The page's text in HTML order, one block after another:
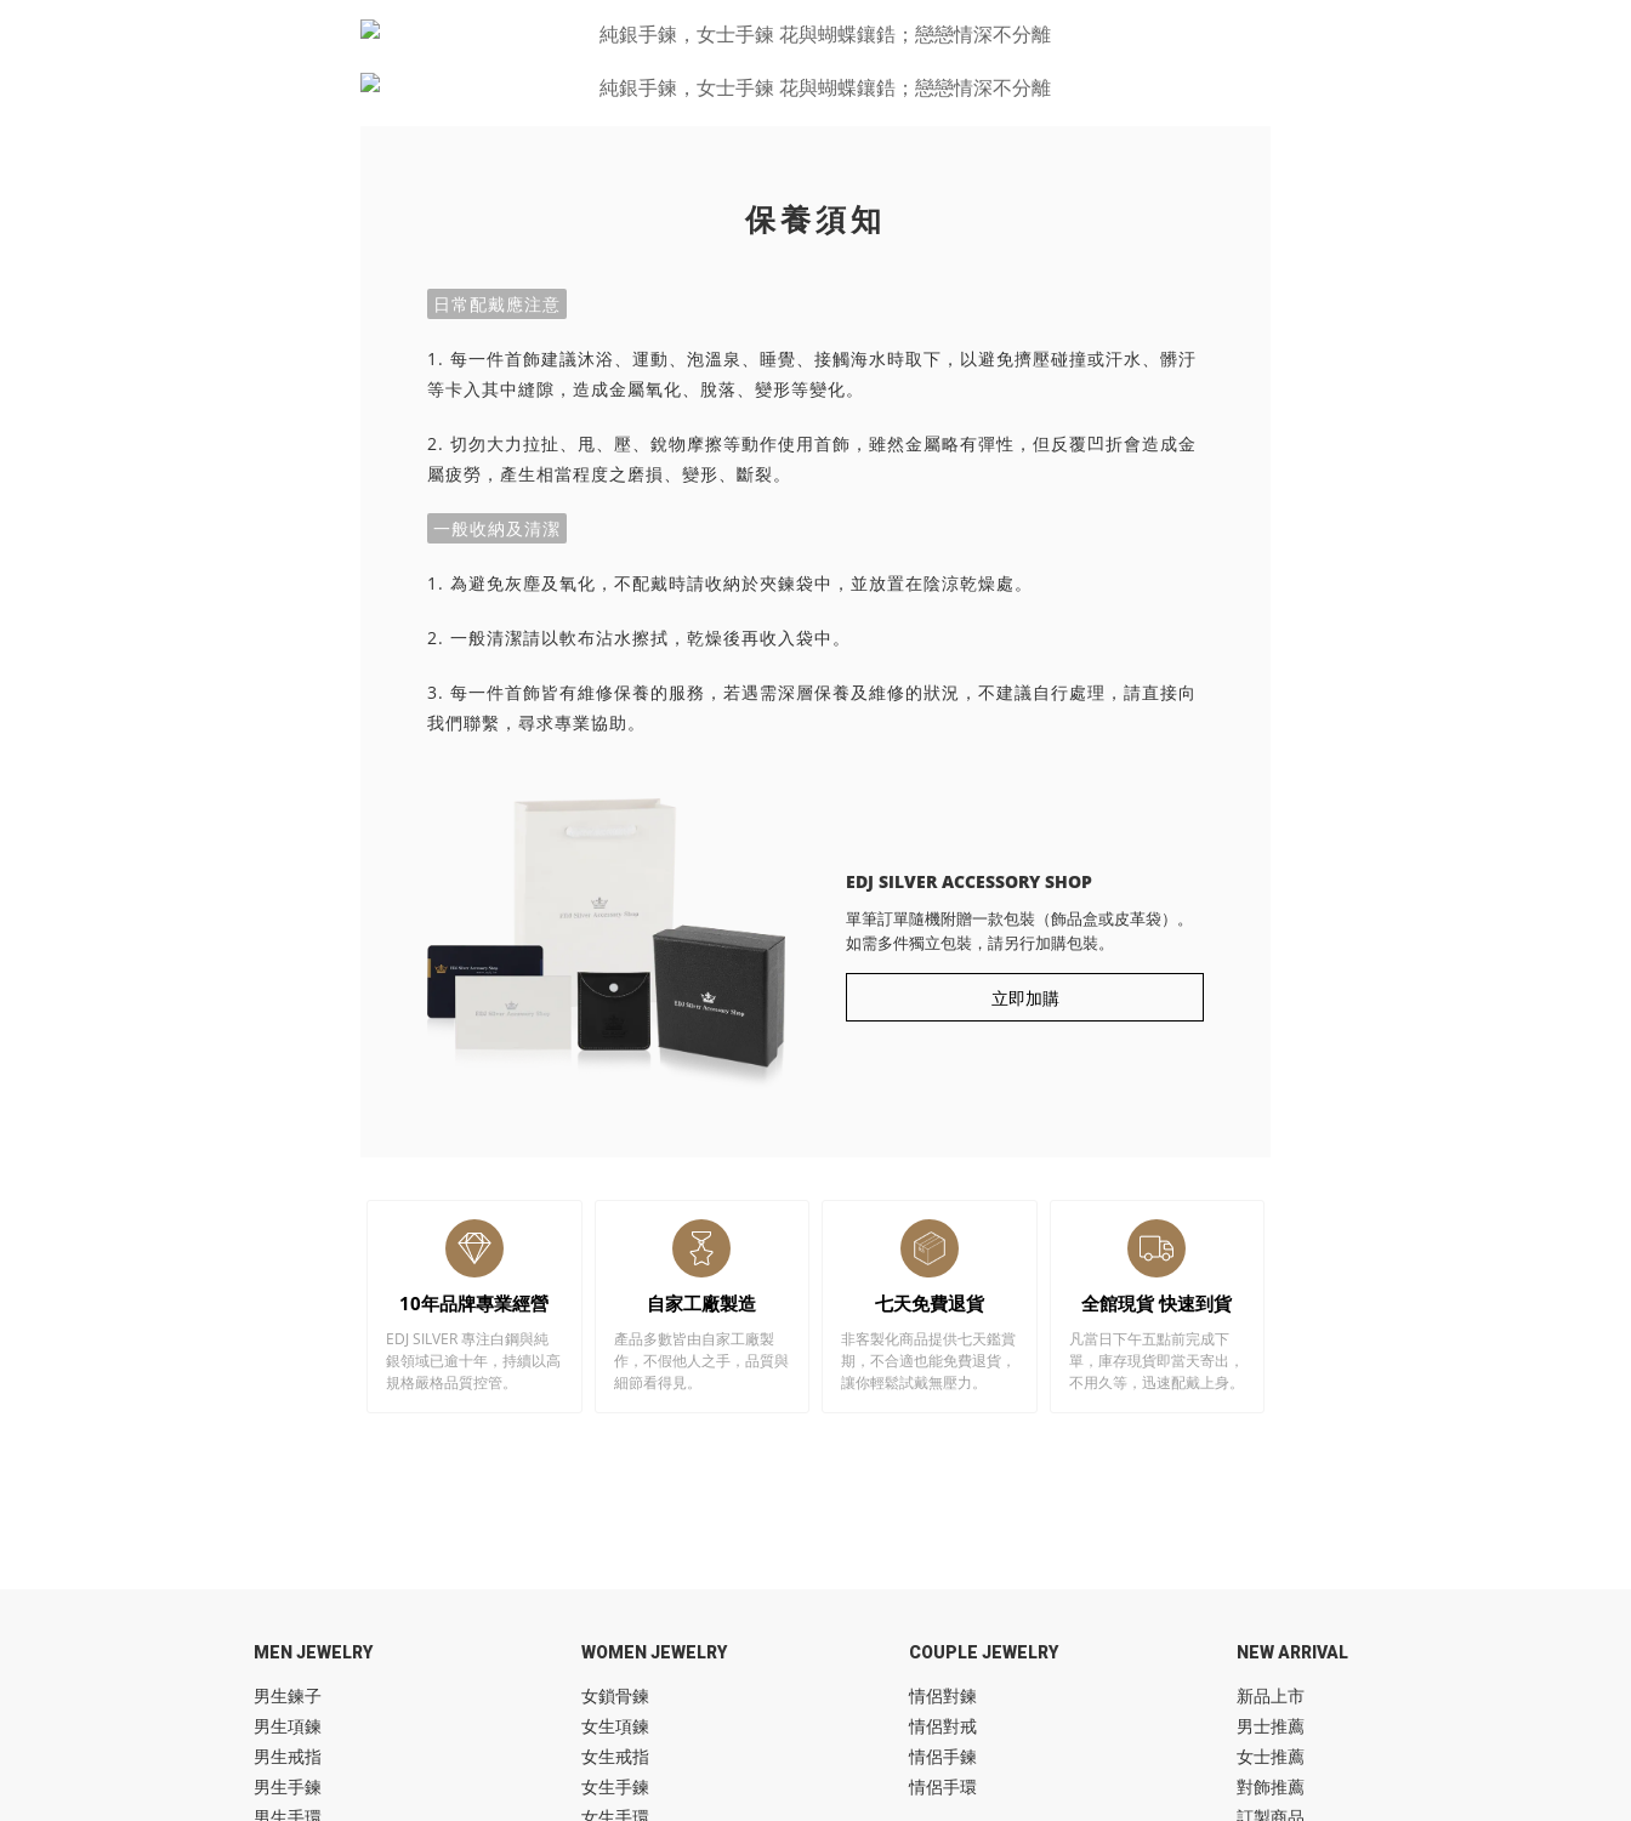
保養須知
日常配戴應注意
1. 每一件首飾建議沐浴、運動、泡溫泉、睡覺、接觸海水時取下，以避免擠壓碰撞或汗水、髒汙
等卡入其中縫隙，造成金屬氧化、脫落、變形等變化。
2. 切勿大力拉扯、甩、壓、銳物摩擦等動作使用首飾，雖然金屬略有彈性，但反覆凹折會造成金
屬疲勞，產生相當程度之磨損、變形、斷裂。
一般收納及清潔
1. 為避免灰塵及氧化，不配戴時請收納於夾鍊袋中，並放置在陰涼乾燥處。
2. 一般清潔請以軟布沾水擦拭，乾燥後再收入袋中。
3. 每一件首飾皆有維修保養的服務，若遇需深層保養及維修的狀況，不建議自行處理，請直接向
我們聯繫，尋求專業協助。
EDJ SILVER ACCESSORY SHOP
單筆訂單隨機附贈一款包裝（飾品盒或皮革袋）。
如需多件獨立包裝，請另行加購包裝。
立即加購
10年品牌專業經營
EDJ SILVER 專注白鋼與純
銀領域已逾十年，持續以高
規格嚴格品質控管。
自家工廠製造
產品多數皆由自家工廠製
作，不假他人之手，品質與
細節看得見。
七天免費退貨
非客製化商品提供七天鑑賞
期，不合適也能免費退貨，
讓你輕鬆試戴無壓力。
全館現貨 快速到貨
凡當日下午五點前完成下
單，庫存現貨即當天寄出，
不用久等，迅速配戴上身。
MEN JEWELRY
男生鍊子
男生項鍊
男生戒指
男生手鍊
WOMEN JEWELRY
女鎖骨鍊
女生項鍊
女生戒指
女生手鍊
COUPLE JEWELRY
情侶對鍊
情侶對戒
情侶手鍊
情侶手環
NEW ARRIVAL
新品上市
男士推薦
女士推薦
對飾推薦